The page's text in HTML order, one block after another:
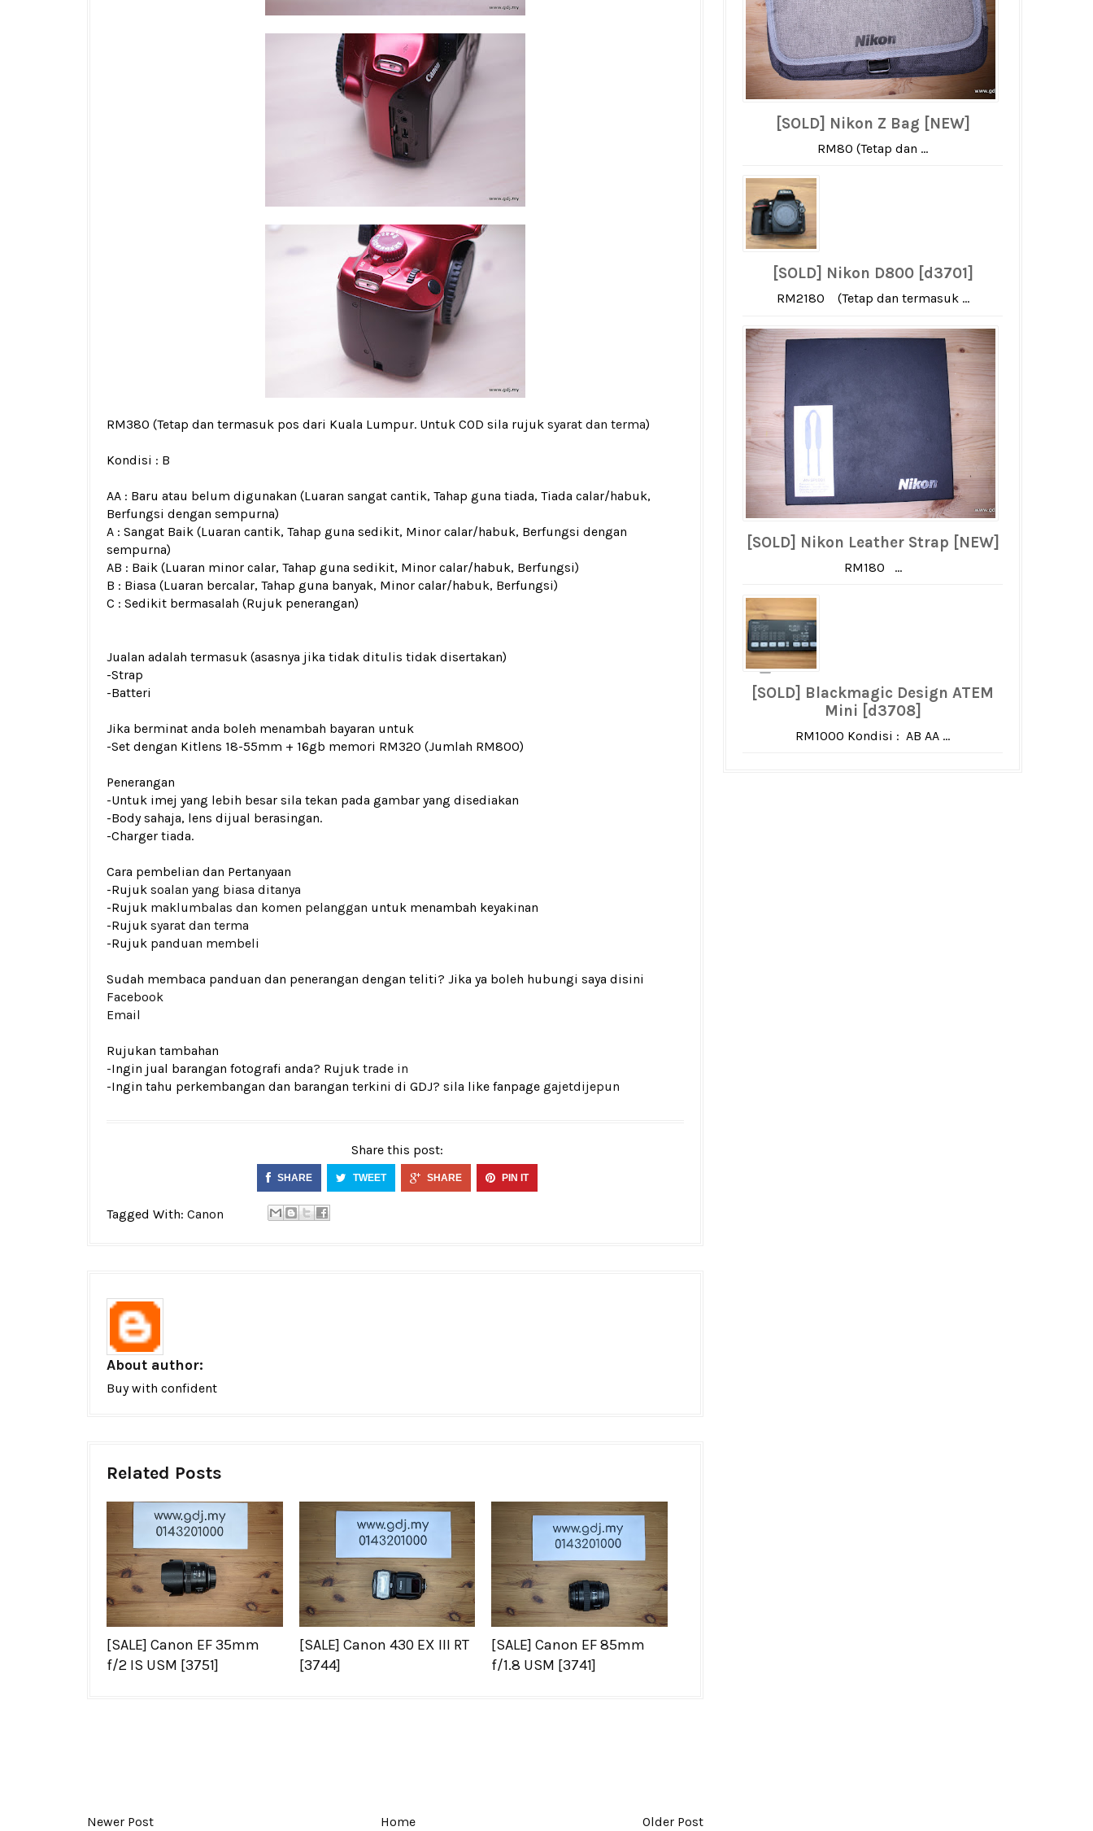
RM380 (Tetap dan termasuk pos dari Kuala Lumpur. Untuk COD sila rujuk syarat dan terma)
Kondisi : B
AA : Baru atau belum digunakan (Luaran sangat cantik, Tahap guna tiada, Tiada calar/habuk,
Berfungsi dengan sempurna)
A : Sangat Baik (Luaran cantik, Tahap guna sedikit, Minor calar/habuk, Berfungsi dengan
sempurna)
AB : Baik (Luaran minor calar, Tahap guna sedikit, Minor calar/habuk, Berfungsi)
B : Biasa (Luaran bercalar, Tahap guna banyak, Minor calar/habuk, Berfungsi)
C : Sedikit bermasalah (Rujuk penerangan)
Jualan adalah termasuk (asasnya jika tidak ditulis tidak disertakan)
-Strap
-Batteri
Jika berminat anda boleh menambah bayaran untuk
-Set dengan Kitlens 18-55mm + 16gb memori RM320 (Jumlah RM800)
Penerangan
-Untuk imej yang lebih besar sila tekan pada gambar yang disediakan
-Body sahaja, lens dijual berasingan.
-Charger tiada.
Cara pembelian dan Pertanyaan
-Rujuk soalan yang biasa ditanya
-Rujuk maklumbalas dan komen pelanggan untuk menambah keyakinan
-Rujuk syarat dan terma
-Rujuk panduan membeli
Sudah membaca panduan dan penerangan dengan teliti? Jika ya boleh hubungi saya disini
Facebook
Email
Rujukan tambahan
-Ingin jual barangan fotografi anda? Rujuk trade in
-Ingin tahu perkembangan dan barangan terkini di GDJ? sila like fanpage gajetdijepun
Share this post:
SHARE TWEET SHARE PIN IT
Tagged With: Canon
About author:
Buy with confident
Related Posts
[SALE] Canon EF 35mm
f/2 IS USM [3751]
[SALE] Canon 430 EX III RT
[3744]
[SALE] Canon EF 85mm
f/1.8 USM [3741]
Newer Post Home Older Post
[SOLD] Nikon Z Bag [NEW]
RM80 (Tetap dan ...
[SOLD] Nikon D800 [d3701]
RM2180 (Tetap dan termasuk ...
[SOLD] Nikon Leather Strap [NEW]
RM180 ...
[SOLD] Blackmagic Design ATEM
Mini [d3708]
RM1000 Kondisi : AB AA ...